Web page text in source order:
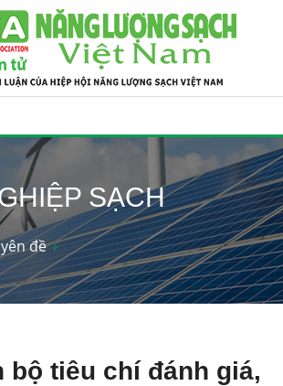
SẠCH
đề
bộ tiêu chí đánh giá,